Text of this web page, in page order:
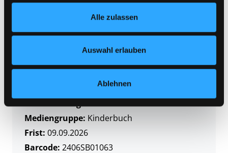
Footer unter „Cookies“ die gesetzte Zustimmung
jederzeit widerrufen und Ihre Einstellungen verändern.
Nähere Informationen finden Sie in unserer
Alle zulassen
Auswahl erlauben
Ablehnen
Ost - Schillerstraße
Mediengruppe: Kinderbuch
Frist: 09.09.2026
Barcode: 2406SB01063